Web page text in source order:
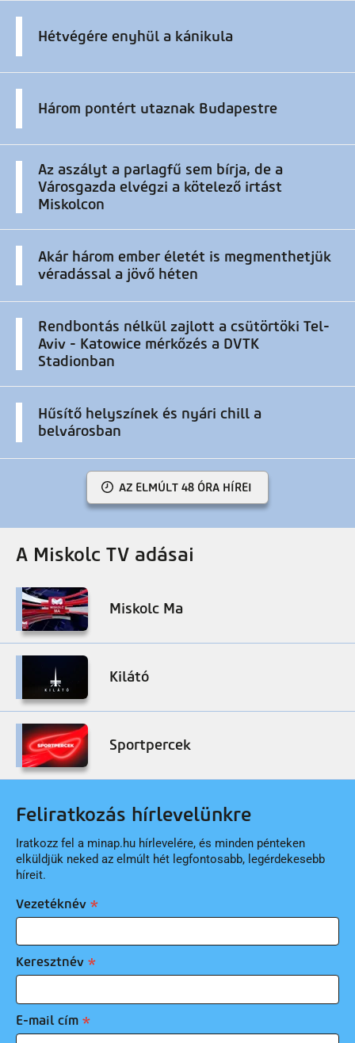
Hétvégére enyhül a kánikula
Három pontért utaznak Budapestre
Az aszályt a parlagfű sem bírja, de a
Városgazda elvégzi a kötelező irtást
Miskolcon
Akár három ember életét is megmenthetjük
véradással a jövő héten
Rendbontás nélkül zajlott a csütörtöki Tel-
Aviv - Katowice mérkőzés a DVTK
Stadionban
Hűsítő helyszínek és nyári chill a
belvárosban
AZ ELMÚLT 48 ÓRA HÍREI
A Miskolc TV adásai
Miskolc Ma
Kilátó
Sportpercek
Feliratkozás hírlevelünkre
Iratkozz fel a minap.hu hírlevelére, és minden pénteken
elküldjük neked az elmúlt hét legfontosabb, legérdekesebb
híreit.
Vezetéknév
Keresztnév
E-mail cím